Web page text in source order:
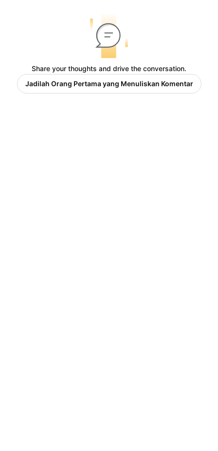
Share your thoughts and drive the conversation.
Jadilah Orang Pertama yang Menuliskan Komentar